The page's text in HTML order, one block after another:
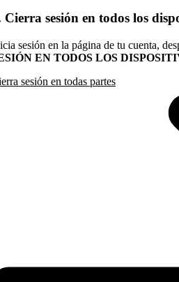
Cierra sesión en todos los
sesión en la página de tu cuenta,
EN TODOS LOS
sesión en todas partes